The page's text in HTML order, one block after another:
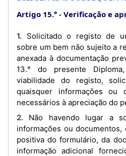
Artigo 15.° Verificação e
1. Solicitado o registo de uma Garantia Mobiliária
sobre um bem não sujeito a
anexada à documentação
13.° do presente
viabilidade do registo,
quaisquer informações ou
necessários à apreciação do
2. Não havendo lugar a solicitação adicional de
informações ou documentos,
positiva do formulário, da
informação adicional